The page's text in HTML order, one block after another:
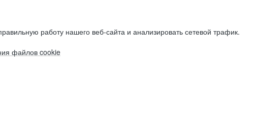
работу нашего веб-сайта и анализировать сетевой трафик.
файлов cookie